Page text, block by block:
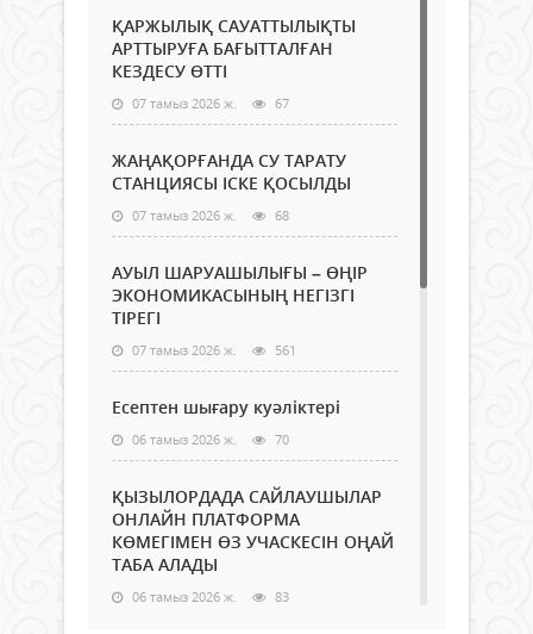
ҚАРЖЫЛЫҚ САУАТТЫЛЫҚТЫ
АРТТЫРУҒА БАҒЫТТАЛҒАН
КЕЗДЕСУ ӨТТІ
07 тамыз 2026 ж. 67
ЖАҢАҚОРҒАНДА СУ ТАРАТУ
СТАНЦИЯСЫ ІСКЕ ҚОСЫЛДЫ
07 тамыз 2026 ж. 68
АУЫЛ ШАРУАШЫЛЫҒЫ – ӨҢІР
ЭКОНОМИКАСЫНЫҢ НЕГІЗГІ
ТІРЕГІ
07 тамыз 2026 ж. 561
Есептен шығару куәліктері
06 тамыз 2026 ж. 70
ҚЫЗЫЛОРДАДА САЙЛАУШЫЛАР
ОНЛАЙН ПЛАТФОРМА
КӨМЕГІМЕН ӨЗ УЧАСКЕСІН ОҢАЙ
ТАБА АЛАДЫ
06 тамыз 2026 ж. 83